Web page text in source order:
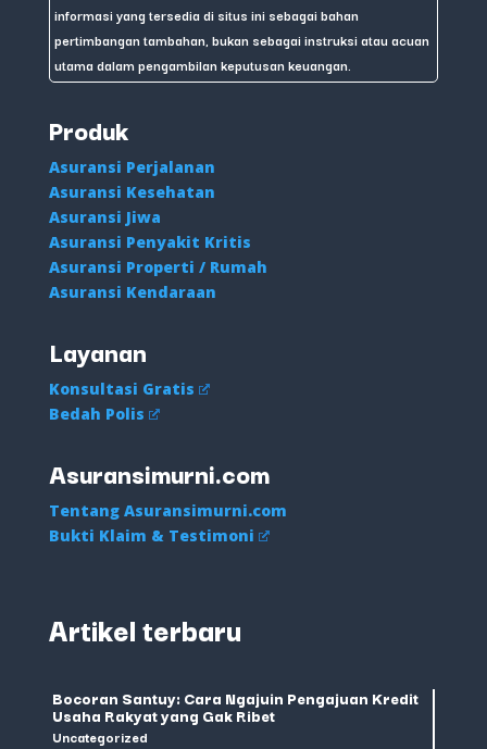
informasi yang tersedia di situs ini sebagai bahan
pertimbangan tambahan, bukan sebagai instruksi atau acuan
utama dalam pengambilan keputusan keuangan.
Produk
Asuransi Perjalanan
Asuransi Kesehatan
Asuransi Jiwa
Asuransi Penyakit Kritis
Asuransi Properti / Rumah
Asuransi Kendaraan
Layanan
Konsultasi Gratis
Bedah Polis
Asuransimurni.com
Tentang Asuransimurni.com
Bukti Klaim & Testimoni
Artikel terbaru
Bocoran Santuy: Cara Ngajuin Pengajuan Kredit
Usaha Rakyat yang Gak Ribet
Uncategorized